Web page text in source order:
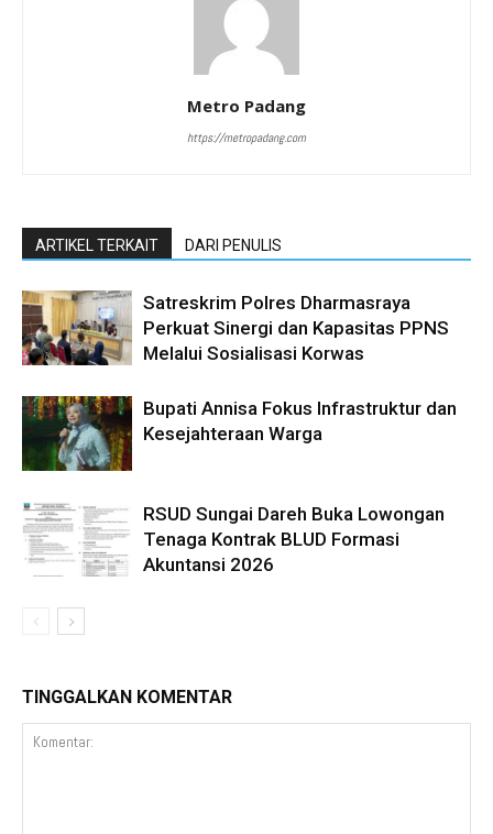
Metro Padang
https://metropadang.com
ARTIKEL TERKAIT DARI PENULIS
Satreskrim Polres Dharmasraya
Perkuat Sinergi dan Kapasitas PPNS
Melalui Sosialisasi Korwas
Bupati Annisa Fokus Infrastruktur dan
Kesejahteraan Warga
RSUD Sungai Dareh Buka Lowongan
Tenaga Kontrak BLUD Formasi
Akuntansi 2026
TINGGALKAN KOMENTAR